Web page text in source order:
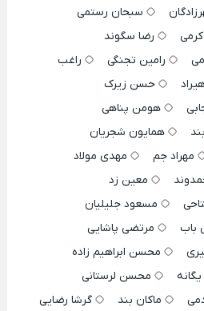
سبحان رستمی
کرمی
رضا سگوند
رامین تجنگی
راغب
حسن زیرک
هومن پناهی
همایون شجریان
مهراد جم
مهدی مولاد
معین زد
مسعود جلیلیان
باب
مرتضی پاشایی
محسن ابراهیم زاده
محسن لرستانی
ماکان بند گرشا رضایی